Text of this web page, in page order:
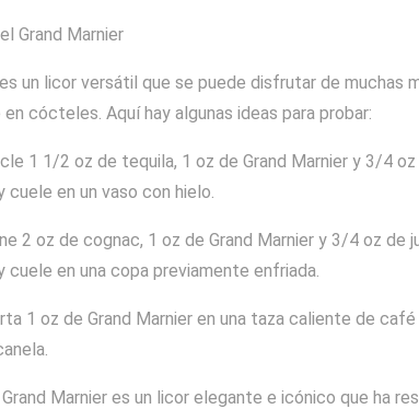
Grand Marnier
es un licor versátil que se puede disfrutar de muchas
cócteles. Aquí hay algunas ideas para probar:
1 1/2 oz de tequila, 1 oz de Grand Marnier y 3/4
cuele en un vaso con hielo.
2 oz de cognac, 1 oz de Grand Marnier y 3/4 oz
cuele en una copa previamente enfriada.
1 oz de Grand Marnier en una taza caliente de
Marnier es un licor elegante e icónico que ha